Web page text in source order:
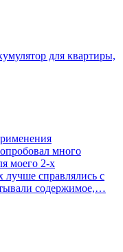
для квартиры,
много
моего 2-х
лучше справлялись с
содержимое,…